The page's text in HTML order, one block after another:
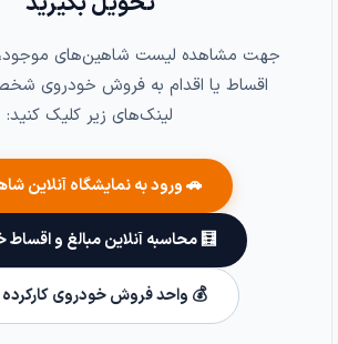
جهت مشاهده لیست شاهین‌های موجود،
اقساط یا اقدام به فروش خودروی
لینک‌های زیر کلیک کنید:
🚗 ورود به نمایشگاه آنلاین
🧮 محاسبه آنلاین مبالغ و اقساط
💰 واحد فروش خودروی